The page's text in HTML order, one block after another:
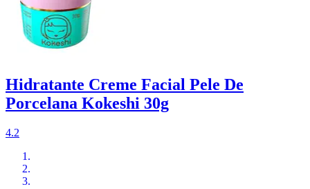
Hidratante Creme Facial Pele De
Porcelana Kokeshi 30g
4.2